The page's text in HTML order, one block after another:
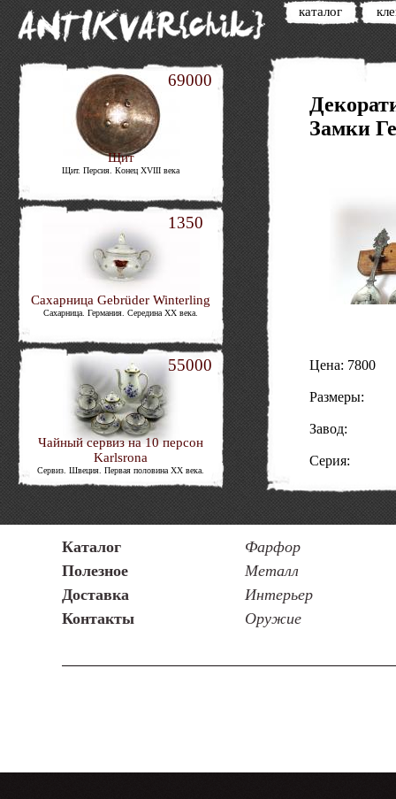
каталог
Замки
Цена: 7800
Размеры:
Завод:
Серия:
выпуска:
Состояние:
69000
Щит
Щит. Персия. Конец XVIII века
1350
Сахарница Gebrüder Winterling
Сахарница. Германия. Середина XX века.
55000
Чайный сервиз на 10 персон
Karlsrona
Сервиз. Швеция. Первая половина XX века.
Каталог
Полезное
Доставка
Контакты
Фарфор
Металл
Интерьер
Оружие